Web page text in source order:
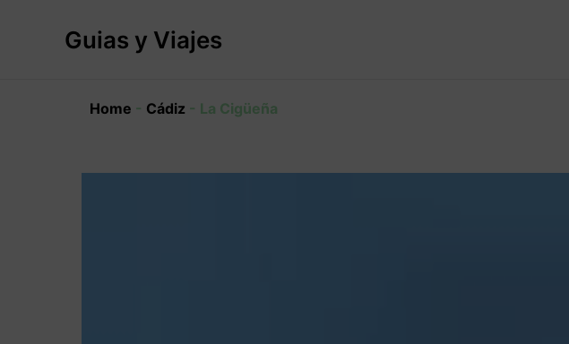
Guias y Viajes
Home - Cádiz - La Cigüeña